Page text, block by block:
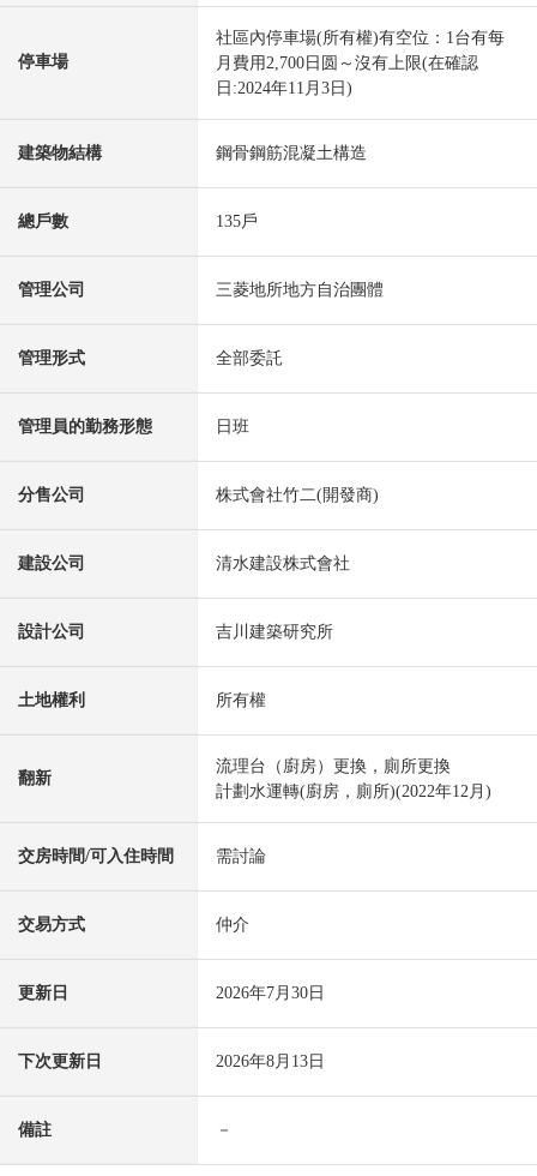
停車場
社區內停車場(所有權)有空位：1台有每
月費用2,700日圆～沒有上限(在確認
日:2024年11月3日)
建築物結構 鋼骨鋼筋混凝土構造
總戶數 135戶
管理公司 三菱地所地方自治團體
管理形式 全部委託
管理員的勤務形態 日班
分售公司 株式會社竹二(開發商)
建設公司 清水建設株式會社
設計公司 吉川建築研究所
土地權利 所有權
翻新
流理台（廚房）更換，廁所更換
計劃水運轉(廚房，廁所)(2022年12月)
交房時間/可入住時間 需討論
交易方式 仲介
更新日 2026年7月30日
下次更新日 2026年8月13日
備註 －